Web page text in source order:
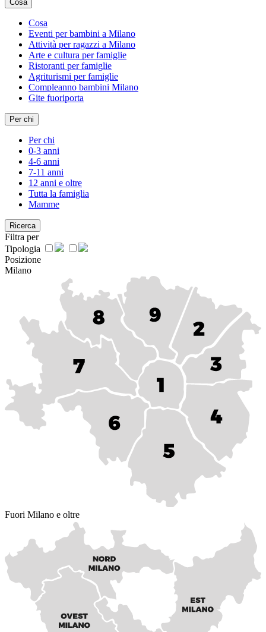
Cosa
Cosa
Eventi per bambini a Milano
Attività per ragazzi a Milano
Arte e cultura per famiglie
Ristoranti per famiglie
Agriturismi per famiglie
Compleanno bambini Milano
Gite fuoriporta
Per chi
Per chi
0-3 anni
4-6 anni
7-11 anni
12 anni e oltre
Tutta la famiglia
Mamme
Ricerca
Filtra per
Tipologia
Posizione
Milano
Fuori Milano e oltre